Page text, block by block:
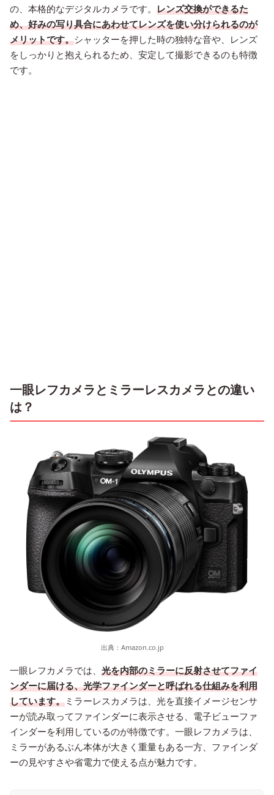
の、本格的なデジタルカメラです。 レンズ交換ができるた
め、好みの写り具合にあわせてレンズを使い分けられるのが
メリットです。シャッターを押した時の独特な音や、レンズ
をしっかりと抱えられるため、安定して撮影できるのも特徴
です。
一眼レフカメラとミラーレスカメラとの違い
は？
出典： Amazon.co.jp
一眼レフカメラでは、 光を内部のミラーに反射させてファイ
ンダーに届ける、光学ファインダーと呼ばれる仕組みを利用
しています。ミラーレスカメラは、光を直接イメージセンサ
ーが読み取ってファインダーに表示させる、電子ビューファ
インダーを利用しているのが特徴です。一眼レフカメラは、
ミラーがあるぶん本体が大きく重量もある一方、ファインダ
ーの見やすさや省電力で使える点が魅力です。